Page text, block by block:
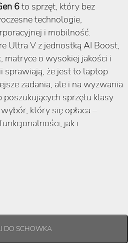
6to sprzęt, który bez
technologie,
i mobilność.
Ultra V z jednostką AI Boost,
matryce o wysokiej jakości i
sprawiają, że jest to laptop
zadania, ale i na wyzwania
sprzętu klasy
który się opłaca –
jak i